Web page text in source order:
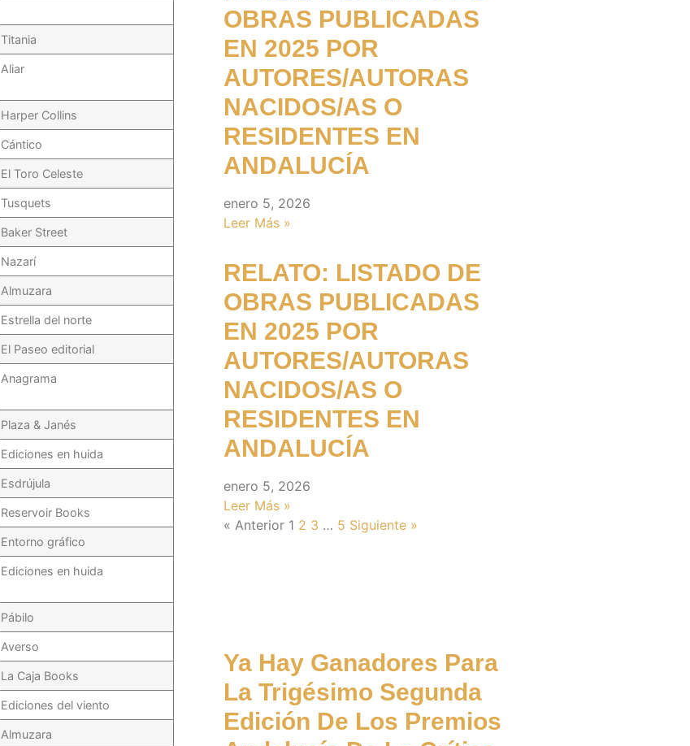
Titania
Aliar
Harper Collins
Cántico
El Toro Celeste
Tusquets
Baker Street
Nazarí
Almuzara
Estrella del norte
El Paseo editorial
Anagrama
Plaza & Janés
Ediciones en huida
Esdrújula
Reservoir Books
Entorno gráfico
Ediciones en huida
Pábilo
Averso
La Caja Books
Ediciones del viento
Almuzara
OBRAS PUBLICADAS
EN 2025 POR
AUTORES/AUTORAS
NACIDOS/AS O
RESIDENTES EN
ANDALUCÍA
enero 5, 2026
Leer Más »
RELATO: LISTADO DE
OBRAS PUBLICADAS
EN 2025 POR
AUTORES/AUTORAS
NACIDOS/AS O
RESIDENTES EN
ANDALUCÍA
enero 5, 2026
Leer Más »
« Anterior 1 2 3 … 5 Siguiente »
Ya Hay Ganadores Para
La Trigésimo Segunda
Edición De Los Premios